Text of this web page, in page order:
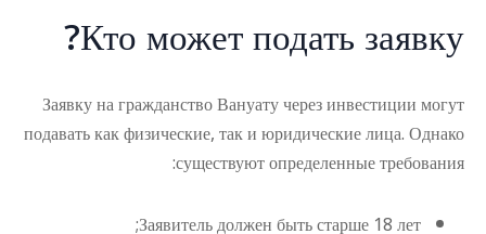
Кто может подать заявку?
Заявку на гражданство Вануату через инвестиции могут
подавать как физические, так и юридические лица. Однако
существуют определенные требования:
Заявитель должен быть старше 18 лет;